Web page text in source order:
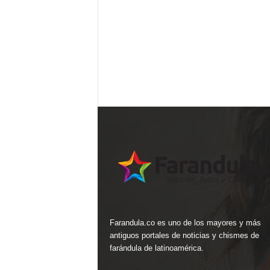
Farandula.co es uno de los mayores y más
antiguos portales de noticias y chismes de
farándula de latinoamérica.